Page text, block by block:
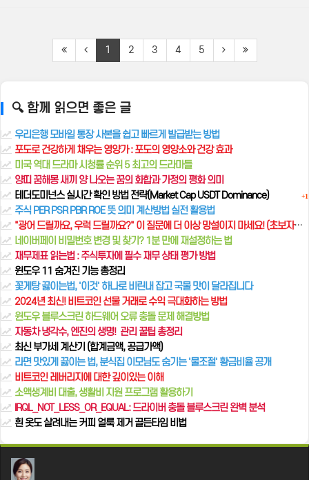
1 2 3 4 5
🔍 함께 읽으면 좋은 글
우리은행 모바일 통장 사본을 쉽고 빠르게 발급받는 방법
포도로 건강하게 채우는 영양가 : 포도의 영양소와 건강 효과
미국 역대 드라마 시청률 순위 5 최고의 드라마들
양띠 꿈해몽 새끼 양 나오는 꿈의 화합과 가정의 평화 의미
+1
테더도미넌스 실시간 확인 방법 전략(Market Cap USDT Dominance)
주식 PER PSR PBR ROE 뜻 의미 계산방법 실전 활용법
"광어 드릴까요, 우럭 드릴까요?" 이 질문에 더 이상 망설이지 마세요! (초보자를 위한 설명)
네이버페이 비밀번호 변경 및 찾기? 1분 만에 재설정하는 법
재무제표 읽는법 : 주식투자에 필수 재무 상태 평가 방법
윈도우 11 숨겨진 기능 총정리
꽃게탕 끓이는법, '이것' 하나로 비린내 잡고 국물 맛이 달라집니다
2024년 최신! 비트코인 선물 거래로 수익 극대화하는 방법
윈도우 블루스크린 하드웨어 오류 충돌 문제 해결방법
자동차 냉각수, 엔진의 생명! ️ 관리 꿀팁 총정리
최신 부가세 계산기 (합계금액, 공급가액)
라면 맛있게 끓이는 법, 분식집 이모님도 숨기는 '물조절' 황금비율 공개
비트코인 레버리지에 대한 깊이있는 이해
소액생계비 대출, 생활비 지원 프로그램 활용하기
IRQL_NOT_LESS_OR_EQUAL: 드라이버 충돌 블루스크린 완벽 분석
흰 옷도 살려내는 커피 얼룩 제거 골든타임 비법